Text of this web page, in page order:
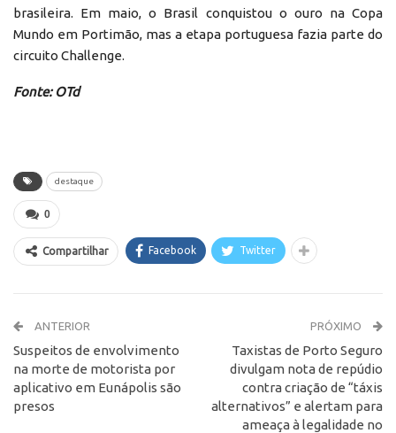
brasileira. Em maio, o Brasil conquistou o ouro na Copa
Mundo em Portimão, mas a etapa portuguesa fazia parte do
circuito Challenge.
Fonte: OTd
destaque
0
Compartilhar Facebook Twitter
ANTERIOR
Suspeitos de envolvimento
na morte de motorista por
aplicativo em Eunápolis são
presos
PRÓXIMO
Taxistas de Porto Seguro
divulgam nota de repúdio
contra criação de “táxis
alternativos” e alertam para
ameaça à legalidade no